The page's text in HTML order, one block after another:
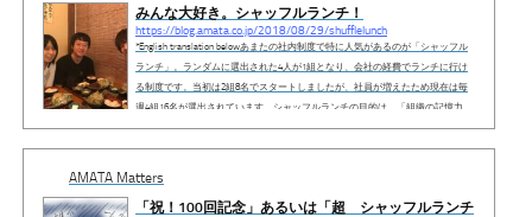
務の状況...
みんな大好き。シャッフルランチ！
https://blog.amata.co.jp/2018/08/29/shufflelunch
*English translation belowあまたの社内制度で特に人気があるのが「シャッフル
ランチ」。ランダムに選出された4人が1組となり、会社の経費でランチに行け
る制度です。当初は2組8名でスタートしましたが、社員が増えたため現在は毎
週4組16名が選出されています。シャッフルランチの目的は、「組織の記憶力
（Transactive Memory）」を高めること。組織の中で「誰が何を知っているか」
を相互に把握することが強化されると、組織のパフォーマンスも高くなりま
して...
AMATA Matters
「祝！100回記念」あるいは「超 シャッフルランチ